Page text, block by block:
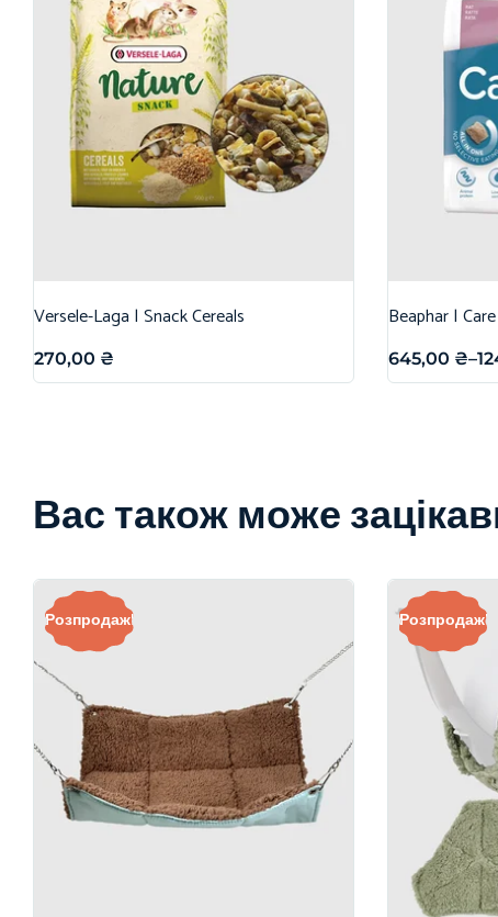
Versele-Laga | Snack Cereals
270,00 ₴
Beaphar |
645,00 ₴–
Вас також може
Розпродаж! Розпродаж!